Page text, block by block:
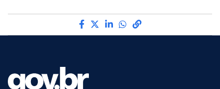
Compartilhe por Facebook
Compartilhe por Twitter
Compartilhe por LinkedIn
Compartilhe por
link para Copiar